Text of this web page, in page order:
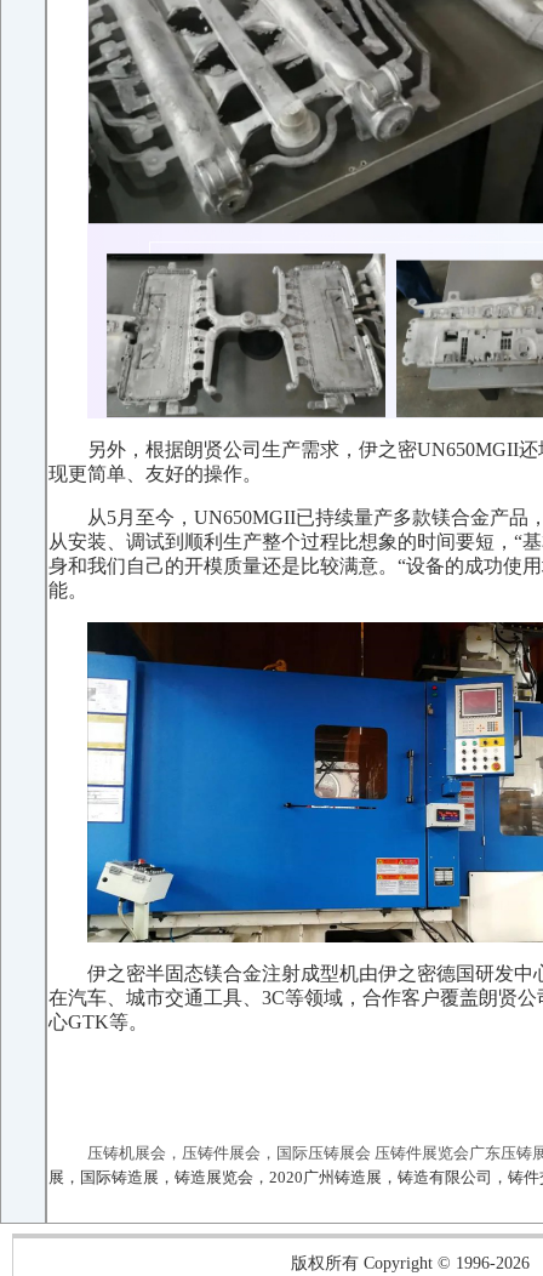
另外，根据朗贤公司生产需求，伊之密UN650MGII
现更简单、友好的操作。
从5月至今，UN650MGII已持续量产多款镁合金产
从安装、调试到顺利生产整个过程比想象的时间要短，“
身和我们自己的开模质量还是比较满意。“设备的成功使
能。
伊之密半固态镁合金注射成型机由伊之密德国研发
在汽车、城市交通工具、3C等领域，合作客户覆盖朗贤
心GTK等。
压铸机展会，压铸件展会，国际压铸展会 压铸件展览会广东压
展，国际铸造展，铸造展览会，2020广州铸造展，铸造有限公司，铸
版权所有 Copyright © 1996-2026